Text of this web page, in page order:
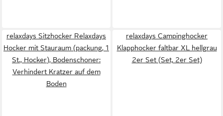
relaxdays Sitzhocker Relaxdays
Hocker mit Stauraum (packung, 1
St., Hocker), Bodenschoner:
Verhindert Kratzer auf dem
Boden
relaxdays Campinghocker
Klapphocker faltbar XL hellgrau
2er Set (Set, 2er Set)